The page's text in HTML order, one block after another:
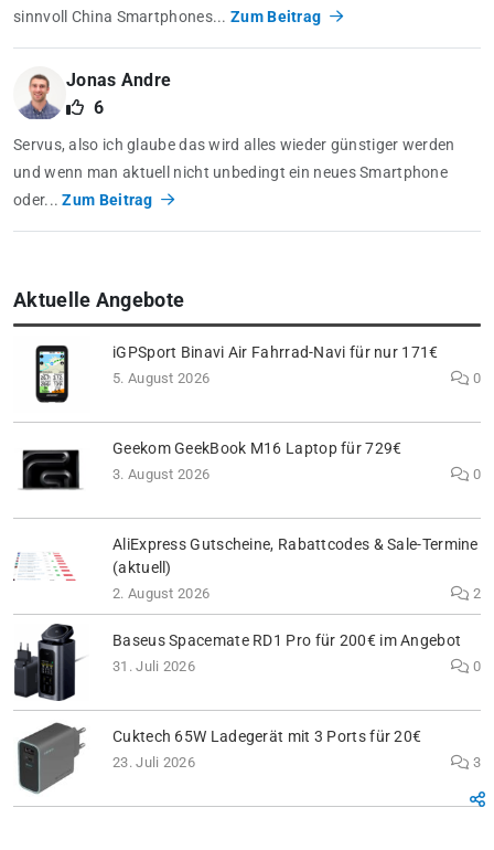
sinnvoll China Smartphones...Zum Beitrag
Jonas Andre
6
Servus, also ich glaube das wird alles wieder günstiger werden
und wenn man aktuell nicht unbedingt ein neues Smartphone
oder...Zum Beitrag
Aktuelle Angebote
iGPSport Binavi Air Fahrrad-Navi für nur 171€
5. August 2026 0
Geekom GeekBook M16 Laptop für 729€
3. August 2026 0
AliExpress Gutscheine, Rabattcodes & Sale-Termine
(aktuell)
2. August 2026 2
Baseus Spacemate RD1 Pro für 200€ im Angebot
31. Juli 2026 0
Cuktech 65W Ladegerät mit 3 Ports für 20€
23. Juli 2026 3